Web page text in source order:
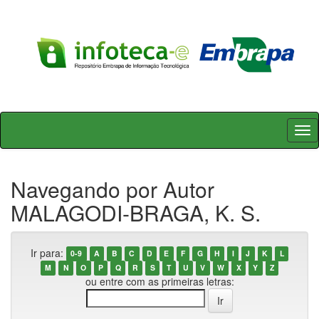
Skip
Navegando por Autor
MALAGODI-BRAGA, K. S.
Ir para: 0-9 A B C D E F G H I J K
L
M
N O P Q R S T U V W X Y Z
ou entre com as primeiras letras: